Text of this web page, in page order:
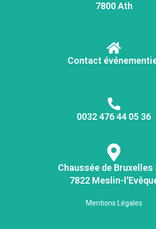
7800 Ath
Contact
0032 476 44 05 36
Chaussée de Bruxelles
7822 Meslin-
Mentions Légales